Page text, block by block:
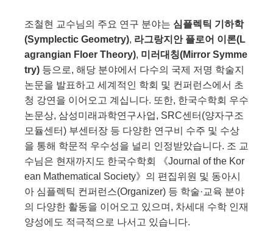
조철현 교수님의 주요 연구 분야는 심플렉틱 기하학
(Symplectic Geometry), 라그랑지안 플로어 이론(L
agrangian Floer Theory), 미러대칭(Mirror Symme
try) 등으로, 해당 분야에서 다수의 국제 저명 학술지
논문을 발표하고 세계적인 학회 및 컨퍼런스에서 초
청 강연을 이어오고 계십니다. 또한, 한국수학회 우수
논문상, 삼성미래과학연구사업, SRC센터(양자구조
모듈센터) 부센터장 등 다양한 연구비 수주 및 수상
을 통해 학문적 우수성을 널리 인정받았습니다. 조 교
수님은 현재까지도 한국수학회 《Journal of the Kor
ean Mathematical Society》의 편집위원 및 동아시
아 심플렉틱 컨퍼런스(Organizer) 등 학술·교육 분야
의 다양한 활동을 이어오고 있으며, 차세대 수학 인재
양성에도 적극적으로 나서고 있습니다.